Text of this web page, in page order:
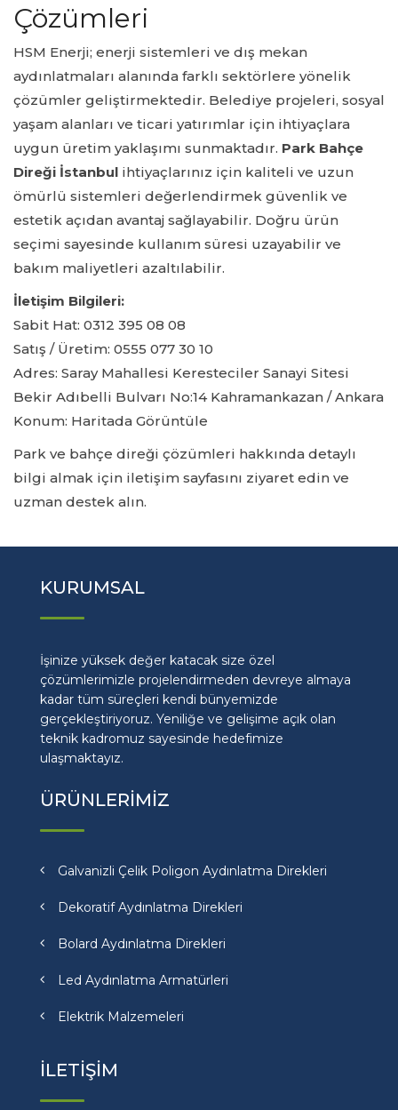
Çözümleri
HSM Enerji; enerji sistemleri ve dış mekan
aydınlatmaları alanında farklı sektörlere yönelik
çözümler geliştirmektedir. Belediye projeleri, sosyal
yaşam alanları ve ticari yatırımlar için ihtiyaçlara
uygun üretim yaklaşımı sunmaktadır. Park Bahçe
Direği İstanbul ihtiyaçlarınız için kaliteli ve uzun
ömürlü sistemleri değerlendirmek güvenlik ve
estetik açıdan avantaj sağlayabilir. Doğru ürün
seçimi sayesinde kullanım süresi uzayabilir ve
bakım maliyetleri azaltılabilir.
İletişim Bilgileri:
Sabit Hat: 0312 395 08 08
Satış / Üretim: 0555 077 30 10
Adres: Saray Mahallesi Keresteciler Sanayi Sitesi
Bekir Adıbelli Bulvarı No:14 Kahramankazan / Ankara
Konum: Haritada Görüntüle
Park ve bahçe direği çözümleri hakkında detaylı
bilgi almak için iletişim sayfasını ziyaret edin ve
uzman destek alın.
KURUMSAL
İşinize yüksek değer katacak size özel
çözümlerimizle projelendirmeden devreye almaya
kadar tüm süreçleri kendi bünyemizde
gerçekleştiriyoruz. Yeniliğe ve gelişime açık olan
teknik kadromuz sayesinde hedefimize
ulaşmaktayız.
ÜRÜNLERİMİZ
Galvanizli Çelik Poligon Aydınlatma Direkleri
Dekoratif Aydınlatma Direkleri
Bolard Aydınlatma Direkleri
Led Aydınlatma Armatürleri
Elektrik Malzemeleri
İLETİŞİM